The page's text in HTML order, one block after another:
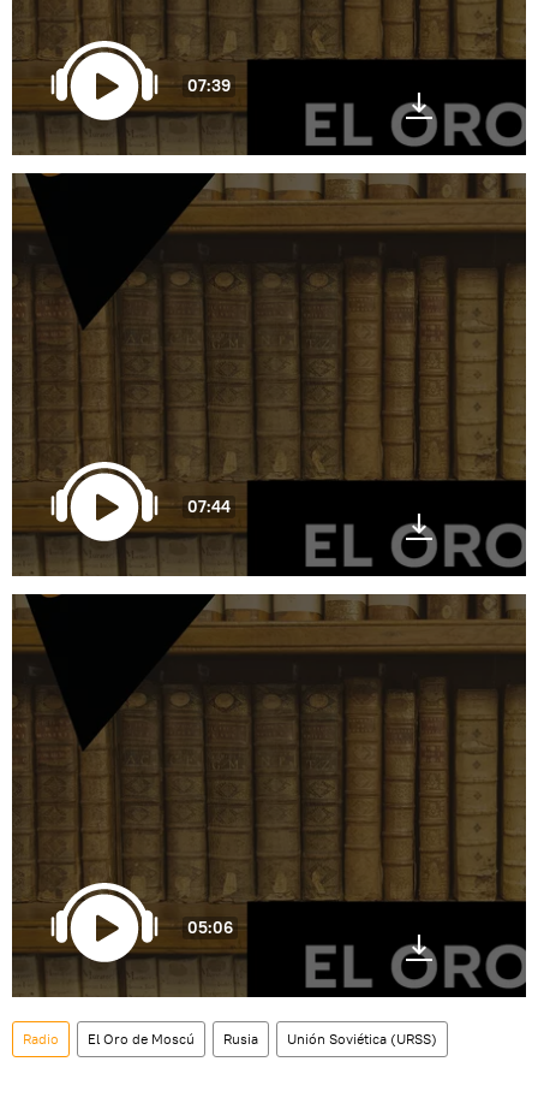
07:39
07:44
05:06
Radio El Oro de Moscú Rusia Unión Soviética (URSS)